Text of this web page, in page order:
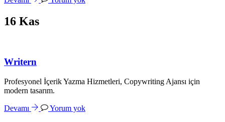
16 Kas
Writern
Profesyonel İçerik Yazma Hizmetleri, Copywriting Ajansı için
modern tasarım.
Devamı Yorum yok